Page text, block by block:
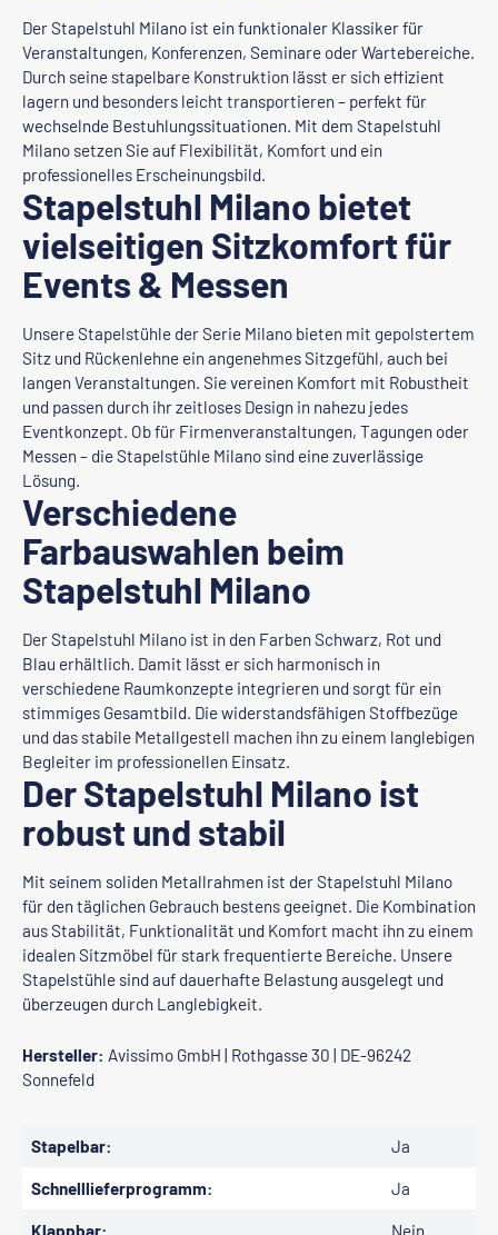
Der Stapelstuhl Milano ist ein funktionaler Klassiker für
Veranstaltungen, Konferenzen, Seminare oder Wartebereiche.
Durch seine stapelbare Konstruktion lässt er sich effizient
lagern und besonders leicht transportieren – perfekt für
wechselnde Bestuhlungssituationen. Mit dem Stapelstuhl
Milano setzen Sie auf Flexibilität, Komfort und ein
professionelles Erscheinungsbild.
Stapelstuhl Milano bietet
vielseitigen Sitzkomfort für
Events & Messen
Unsere Stapelstühle der Serie Milano bieten mit gepolstertem
Sitz und Rückenlehne ein angenehmes Sitzgefühl, auch bei
langen Veranstaltungen. Sie vereinen Komfort mit Robustheit
und passen durch ihr zeitloses Design in nahezu jedes
Eventkonzept. Ob für Firmenveranstaltungen, Tagungen oder
Messen – die Stapelstühle Milano sind eine zuverlässige
Lösung.
Verschiedene
Farbauswahlen beim
Stapelstuhl Milano
Der Stapelstuhl Milano ist in den Farben Schwarz, Rot und
Blau erhältlich. Damit lässt er sich harmonisch in
verschiedene Raumkonzepte integrieren und sorgt für ein
stimmiges Gesamtbild. Die widerstandsfähigen Stoffbezüge
und das stabile Metallgestell machen ihn zu einem langlebigen
Begleiter im professionellen Einsatz.
Der Stapelstuhl Milano ist
robust und stabil
Mit seinem soliden Metallrahmen ist der Stapelstuhl Milano
für den täglichen Gebrauch bestens geeignet. Die Kombination
aus Stabilität, Funktionalität und Komfort macht ihn zu einem
idealen Sitzmöbel für stark frequentierte Bereiche. Unsere
Stapelstühle sind auf dauerhafte Belastung ausgelegt und
überzeugen durch Langlebigkeit.
Hersteller: Avissimo GmbH | Rothgasse 30 | DE-96242
Sonnefeld
Stapelbar: Ja
Schnelllieferprogramm: Ja
Klappbar: Nein